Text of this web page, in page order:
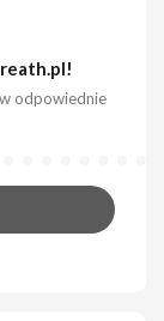
odpowiednie